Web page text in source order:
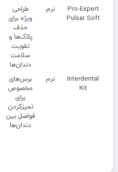
Pro-Expert
Pulsar Soft
نرم
طراحی
ویژه برای
حذف
پلاک‌ها و
تقویت
سلامت
دندان‌ها
Interdental
Kit
نرم
برس‌های
مخصوص
برای
تمیزکردن
فواصل بین
دندان‌ها